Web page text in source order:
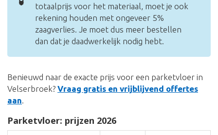
totaalprijs voor het materiaal, moet je ook
rekening houden met ongeveer 5%
zaagverlies. Je moet dus meer bestellen
dan dat je daadwerkelijk nodig hebt.
Benieuwd naar de exacte prijs voor een parketvloer in
Velserbroek? Vraag gratis en vrijblijvend offertes
aan.
Parketvloer: prijzen 2026